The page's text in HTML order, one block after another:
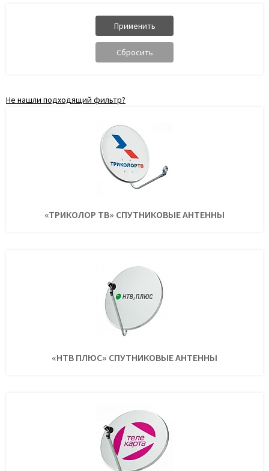
Не нашли подходящий фильтр?
«ТРИКОЛОР ТВ» СПУТНИКОВЫЕ АНТЕННЫ
«НТВ ПЛЮС» СПУТНИКОВЫЕ АНТЕННЫ